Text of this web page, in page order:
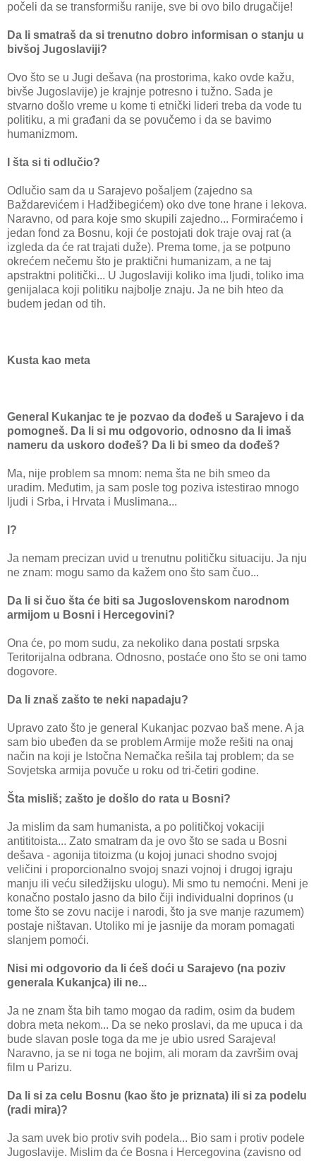
počeli da se transformišu ranije, sve bi ovo bilo drugačije!
Da li smatraš da si trenutno dobro informisan o stanju u
bivšoj Jugoslaviji?
Ovo što se u Jugi dešava (na prostorima, kako ovde kažu,
bivše Jugoslavije) je krajnje potresno i tužno. Sada je
stvarno došlo vreme u kome ti etnički lideri treba da vode tu
politiku, a mi građani da se povučemo i da se bavimo
humanizmom.
I šta si ti odlučio?
Odlučio sam da u Sarajevo pošaljem (zajedno sa
Baždarevićem i Hadžibegićem) oko dve tone hrane i lekova.
Naravno, od para koje smo skupili zajedno... Formiraćemo i
jedan fond za Bosnu, koji će postojati dok traje ovaj rat (a
izgleda da će rat trajati duže). Prema tome, ja se potpuno
okrećem nečemu što je praktični humanizam, a ne taj
apstraktni politički... U Jugoslaviji koliko ima ljudi, toliko ima
genijalaca koji politiku najbolje znaju. Ja ne bih hteo da
budem jedan od tih.
Kusta kao meta
General Kukanjac te je pozvao da dođeš u Sarajevo i da
pomogneš. Da li si mu odgovorio, odnosno da li imaš
nameru da uskoro dođeš? Da li bi smeo da dođeš?
Ma, nije problem sa mnom: nema šta ne bih smeo da
uradim. Međutim, ja sam posle tog poziva istestirao mnogo
ljudi i Srba, i Hrvata i Muslimana...
I?
Ja nemam precizan uvid u trenutnu političku situaciju. Ja nju
ne znam: mogu samo da kažem ono što sam čuo...
Da li si čuo šta će biti sa Jugoslovenskom narodnom
armijom u Bosni i Hercegovini?
Ona će, po mom sudu, za nekoliko dana postati srpska
Teritorijalna odbrana. Odnosno, postaće ono što se oni tamo
dogovore.
Da li znaš zašto te neki napadaju?
Upravo zato što je general Kukanjac pozvao baš mene. A ja
sam bio ubeđen da se problem Armije može rešiti na onaj
način na koji je Istočna Nemačka rešila taj problem; da se
Sovjetska armija povuče u roku od tri-četiri godine.
Šta misliš; zašto je došlo do rata u Bosni?
Ja mislim da sam humanista, a po političkoj vokaciji
antititoista... Zato smatram da je ovo što se sada u Bosni
dešava - agonija titoizma (u kojoj junaci shodno svojoj
veličini i proporcionalno svojoj snazi vojnoj i drugoj igraju
manju ili veću siledžijsku ulogu). Mi smo tu nemoćni. Meni je
konačno postalo jasno da bilo čiji individualni doprinos (u
tome što se zovu nacije i narodi, što ja sve manje razumem)
postaje ništavan. Utoliko mi je jasnije da moram pomagati
slanjem pomoći.
Nisi mi odgovorio da li ćeš doći u Sarajevo (na poziv
generala Kukanjca) ili ne...
Ja ne znam šta bih tamo mogao da radim, osim da budem
dobra meta nekom... Da se neko proslavi, da me upuca i da
bude slavan posle toga da me je ubio usred Sarajeva!
Naravno, ja se ni toga ne bojim, ali moram da završim ovaj
film u Parizu.
Da li si za celu Bosnu (kao što je priznata) ili si za podelu
(radi mira)?
Ja sam uvek bio protiv svih podela... Bio sam i protiv podele
Jugoslavije. Mislim da će Bosna i Hercegovina (zavisno od